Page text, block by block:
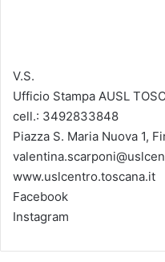
V.S.
Ufficio Stampa AUSL
cell.: 3492833848
Piazza S. Maria Nuova 1,
www.uslcentro.toscana.it
Facebook
Instagram